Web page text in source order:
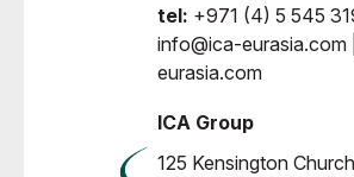
tel: +971 (4) 5 545
info@ica-eurasia.com |
eurasia.com
ICA Group
125 Kensington